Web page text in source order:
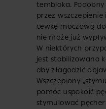
temblaka. Podobny
przez
cewkę moczową
nie może już
W niektórych
jest stabilizowana
aby złagodzić
Wszczepiony
pomóc uspokoić
stymulować